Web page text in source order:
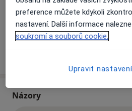
Na teto adrese lékař přijímá
Detaily
o
Názory
preference můžete kdykoli
nastavení. Další informace
soukromí a souborů cookie.
Upravit nastavení